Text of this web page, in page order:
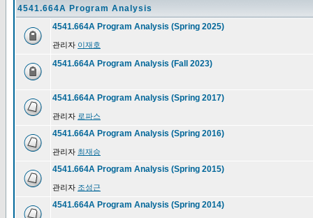
4541.664A Program Analysis
4541.664A Program Analysis (Spring 2025)
관리자 이재호
4541.664A Program Analysis (Fall 2023)
4541.664A Program Analysis (Spring 2017)
관리자 로파스
4541.664A Program Analysis (Spring 2016)
관리자 최재승
4541.664A Program Analysis (Spring 2015)
관리자 조성근
4541.664A Program Analysis (Spring 2014)